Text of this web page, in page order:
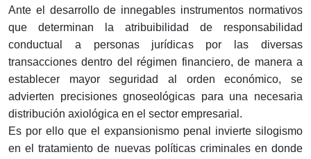
Ante el desarrollo de innegables instrumentos normativos
que determinan la atribuibilidad de responsabilidad
conductual a personas jurídicas por las diversas
transacciones dentro del régimen financiero, de manera a
establecer mayor seguridad al orden económico, se
advierten precisiones gnoseológicas para una necesaria
distribución axiológica en el sector empresarial.
Es por ello que el expansionismo penal invierte silogismo
en el tratamiento de nuevas políticas criminales en donde